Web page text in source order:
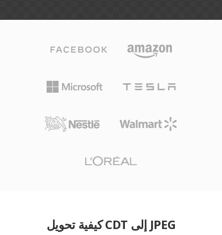
كيفية تحويل CDT إلى JPEG